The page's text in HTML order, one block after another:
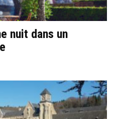
nuit dans un